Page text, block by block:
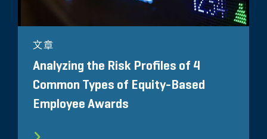
文章
Analyzing the Risk Profiles of 4
Common Types of Equity-Based
Employee Awards